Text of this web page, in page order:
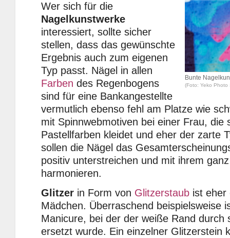
Bunte
(Foto: Yeko Photo
Wer sich für die
Nagelkunstwerke
interessiert, sollte sicher
stellen, dass das gewünschte
Ergebnis auch zum eigenen
Typ passt. Nägel in allen
Farben des Regenbogens
sind für eine Bankangestellte
vermutlich ebenso fehl am Platze wie
mit Spinnwebmotiven bei einer Frau, die
Pastellfarben kleidet und eher der zarte
sollen die Nägel das
positiv unterstreichen und mit ihrem
harmonieren.
Glitzer in Form von Glitzerstaub ist eher
Mädchen. Überraschend beispielsweise
Manicure, bei der der weiße Rand durch
ersetzt wurde. Ein einzelner Glitzerstein